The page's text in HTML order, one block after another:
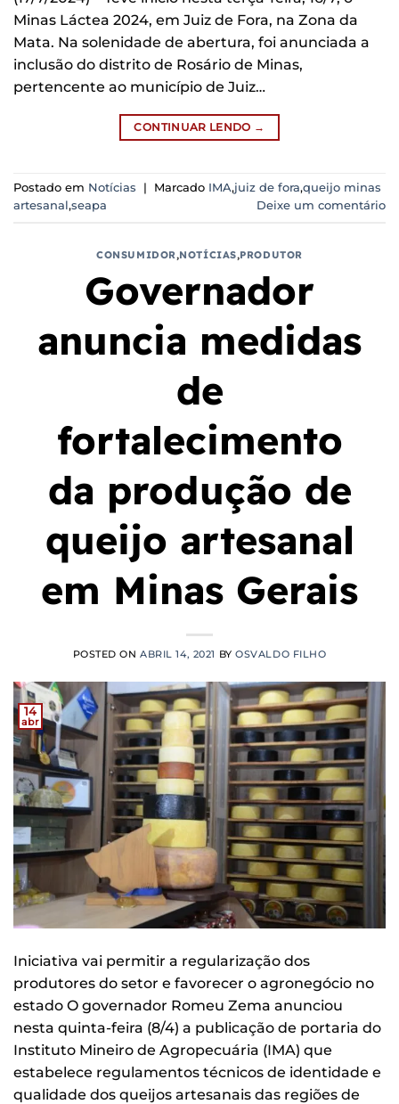
Minas Láctea 2024, em Juiz de Fora, na Zona da
Mata. Na solenidade de abertura, foi anunciada a
inclusão do distrito de Rosário de Minas,
pertencente ao município de Juiz…
CONTINUAR LENDO →
Postado em Notícias | Marcado IMA,juiz de fora,queijo minas
artesanal,seapa Deixe um comentário
CONSUMIDOR,NOTÍCIAS,PRODUTOR
Governador
anuncia medidas
de
fortalecimento
da produção de
queijo artesanal
em Minas Gerais
POSTED ONABRIL 14, 2021 BYOSVALDO FILHO
14
abr
Iniciativa vai permitir a regularização dos
produtores do setor e favorecer o agronegócio no
estado O governador Romeu Zema anunciou
nesta quinta-feira (8/4) a publicação de portaria do
Instituto Mineiro de Agropecuária (IMA) que
estabelece regulamentos técnicos de identidade e
qualidade dos queijos artesanais das regiões de